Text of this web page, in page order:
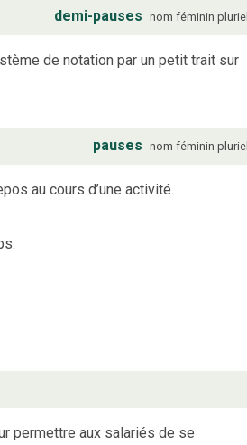
demi-pauses nom féminin pluriel
de notation par un petit trait sur
pauses nom féminin pluriel
au cours d’une activité.
permettre aux salariés de se